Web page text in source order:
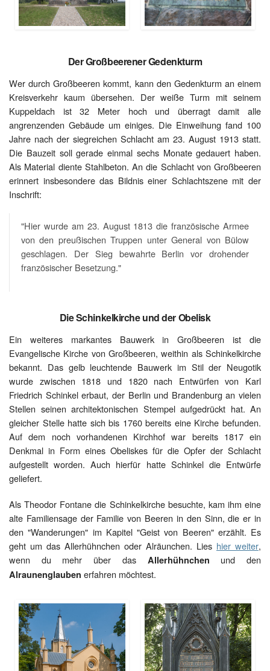
Der Großbeerener Gedenkturm
Wer durch Großbeeren kommt, kann den Gedenkturm an einem
Kreisverkehr kaum übersehen. Der weiße Turm mit seinem
Kuppeldach ist 32 Meter hoch und überragt damit alle
angrenzenden Gebäude um einiges. Die Einweihung fand 100
Jahre nach der siegreichen Schlacht am 23. August 1913 statt.
Die Bauzeit soll gerade einmal sechs Monate gedauert haben.
Als Material diente Stahlbeton. An die Schlacht von Großbeeren
erinnert insbesondere das Bildnis einer Schlachtszene mit der
Inschrift:
"Hier wurde am 23. August 1813 die französische Armee
von den preußischen Truppen unter General von Bülow
geschlagen. Der Sieg bewahrte Berlin vor drohender
französischer Besetzung."
Die Schinkelkirche und der Obelisk
Ein weiteres markantes Bauwerk in Großbeeren ist die
Evangelische Kirche von Großbeeren, weithin als Schinkelkirche
bekannt. Das gelb leuchtende Bauwerk im Stil der Neugotik
wurde zwischen 1818 und 1820 nach Entwürfen von Karl
Friedrich Schinkel erbaut, der Berlin und Brandenburg an vielen
Stellen seinen architektonischen Stempel aufgedrückt hat. An
gleicher Stelle hatte sich bis 1760 bereits eine Kirche befunden.
Auf dem noch vorhandenen Kirchhof war bereits 1817 ein
Denkmal in Form eines Obeliskes für die Opfer der Schlacht
aufgestellt worden. Auch hierfür hatte Schinkel die Entwürfe
geliefert.
Als Theodor Fontane die Schinkelkirche besuchte, kam ihm eine
alte Familiensage der Familie von Beeren in den Sinn, die er in
den "Wanderungen" im Kapitel "Geist von Beeren" erzählt. Es
geht um das Allerhühnchen oder Alräunchen. Lies hier weiter,
wenn du mehr über das Allerhühnchen und den
Alraunenglauben erfahren möchtest.